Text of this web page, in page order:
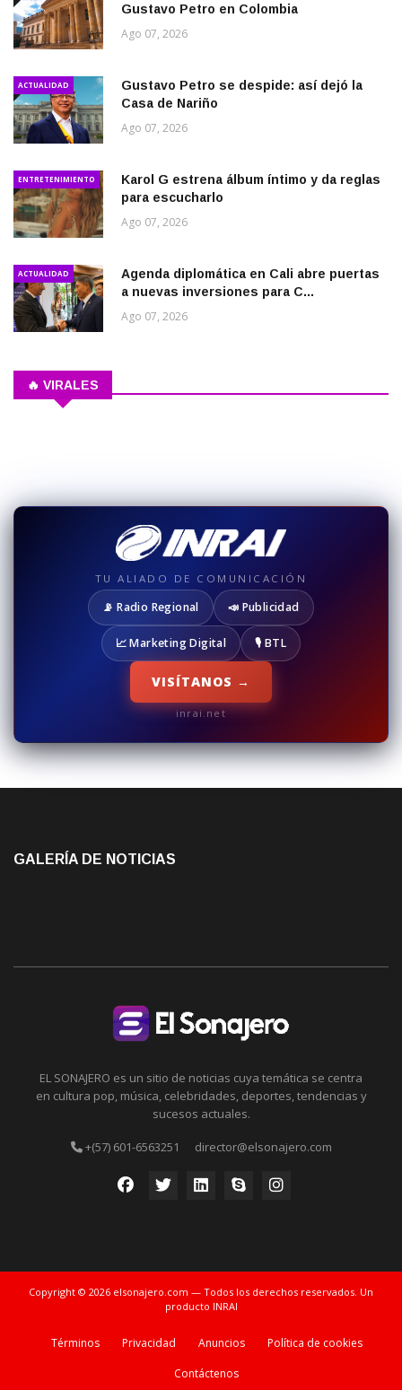
Gustavo Petro en Colombia
Ago 07, 2026
ACTUALIDAD
Gustavo Petro se despide: así dejó la
Casa de Nariño
Ago 07, 2026
ENTRETENIMIENTO
Karol G estrena álbum íntimo y da reglas
para escucharlo
Ago 07, 2026
ACTUALIDAD
Agenda diplomática en Cali abre puertas
a nuevas inversiones para C...
Ago 07, 2026
🔥 VIRALES
TU ALIADO DE COMUNICACIÓN
📡 Radio Regional 📣 Publicidad
📈 Marketing Digital 🎙️ BTL
VISÍTANOS →
inrai.net
GALERÍA DE NOTICIAS
EL SONAJERO es un sitio de noticias cuya temática se centra
en cultura pop, música, celebridades, deportes, tendencias y
sucesos actuales.
+(57) 601-6563251 director@elsonajero.com
Copyright © 2026 elsonajero.com — Todos los derechos reservados. Un
producto INRAI
Términos Privacidad Anuncios
Política de cookies
Contáctenos